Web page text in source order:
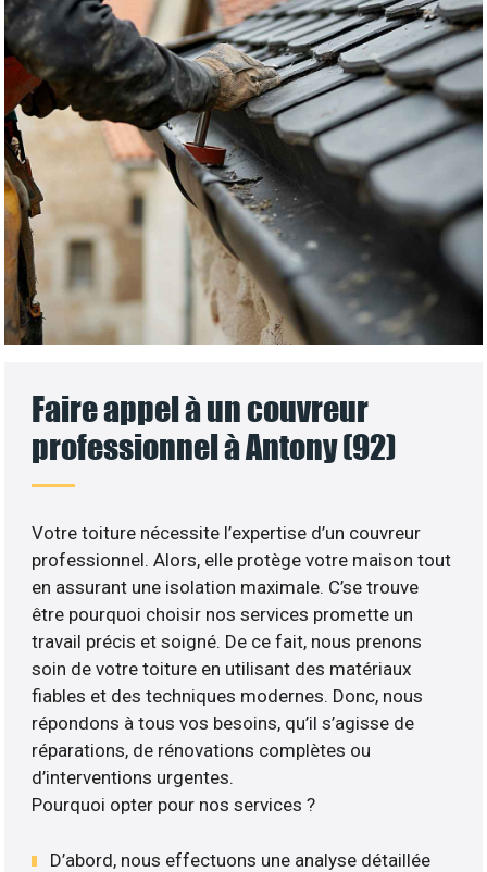
Faire appel à un couvreur
professionnel à Antony (92)
Votre toiture nécessite l’expertise d’un couvreur
professionnel. Alors, elle protège votre maison tout
en assurant une isolation maximale. C’se trouve
être pourquoi choisir nos services promette un
travail précis et soigné. De ce fait, nous prenons
soin de votre toiture en utilisant des matériaux
fiables et des techniques modernes. Donc, nous
répondons à tous vos besoins, qu’il s’agisse de
réparations, de rénovations complètes ou
d’interventions urgentes.
Pourquoi opter pour nos services ?
D’abord, nous effectuons une analyse détaillée